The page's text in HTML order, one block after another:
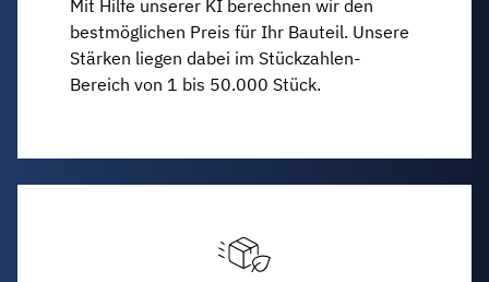
Mit Hilfe unserer KI berechnen wir den
bestmöglichen Preis für Ihr Bauteil. Unsere
Stärken liegen dabei im Stückzahlen-
Bereich von 1 bis 50.000 Stück.